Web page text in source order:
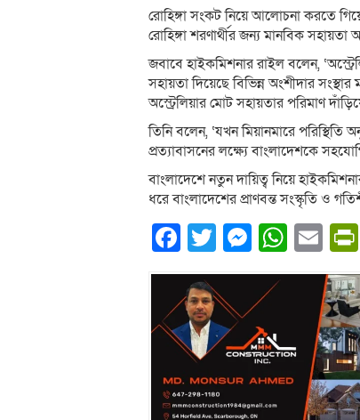
রোহিঙ্গা সংকট নিয়ে আলোচনা করতে
রোহিঙ্গা শরণার্থীর জন্য মানবিক
জবাবে হাইকমিশনার রাইল বলেন,
সহায়তা দিয়েছে বিভিন্ন অংশীদার
অস্ট্রেলিয়ার মোট সহায়তার পরিমাণ
তিনি বলেন, ‘যখন মিয়ানমারে
প্রত্যাবাসনের লক্ষ্যে বাংলাদেশকে
বাংলাদেশে নতুন দায়িত্ব নিয়ে
ধরে বাংলাদেশের প্রাণবন্ত সংস্কৃতি ও
Facebook
Twitter